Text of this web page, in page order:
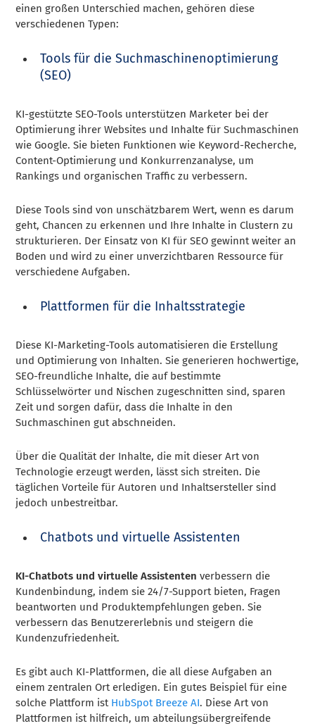
einen großen Unterschied machen, gehören diese
verschiedenen Typen:
Tools für die Suchmaschinenoptimierung
(SEO)
KI-gestützte SEO-Tools unterstützen Marketer bei der
Optimierung ihrer Websites und Inhalte für Suchmaschinen
wie Google. Sie bieten Funktionen wie Keyword-Recherche,
Content-Optimierung und Konkurrenzanalyse, um
Rankings und organischen Traffic zu verbessern.
Diese Tools sind von unschätzbarem Wert, wenn es darum
geht, Chancen zu erkennen und Ihre Inhalte in Clustern zu
strukturieren. Der Einsatz von KI für SEO gewinnt weiter an
Boden und wird zu einer unverzichtbaren Ressource für
verschiedene Aufgaben.
Plattformen für die Inhaltsstrategie
Diese KI-Marketing-Tools automatisieren die Erstellung
und Optimierung von Inhalten. Sie generieren hochwertige,
SEO-freundliche Inhalte, die auf bestimmte
Schlüsselwörter und Nischen zugeschnitten sind, sparen
Zeit und sorgen dafür, dass die Inhalte in den
Suchmaschinen gut abschneiden.
Über die Qualität der Inhalte, die mit dieser Art von
Technologie erzeugt werden, lässt sich streiten. Die
täglichen Vorteile für Autoren und Inhaltsersteller sind
jedoch unbestreitbar.
Chatbots und virtuelle Assistenten
KI-Chatbots und virtuelle Assistenten verbessern die
Kundenbindung, indem sie 24/7-Support bieten, Fragen
beantworten und Produktempfehlungen geben. Sie
verbessern das Benutzererlebnis und steigern die
Kundenzufriedenheit.
Es gibt auch KI-Plattformen, die all diese Aufgaben an
einem zentralen Ort erledigen. Ein gutes Beispiel für eine
solche Plattform ist HubSpot Breeze AI. Diese Art von
Plattformen ist hilfreich, um abteilungsübergreifende